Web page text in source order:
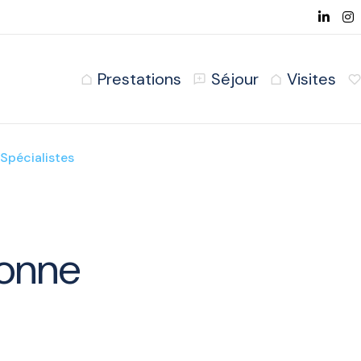
Prestations Séjour Visites
Spécialistes